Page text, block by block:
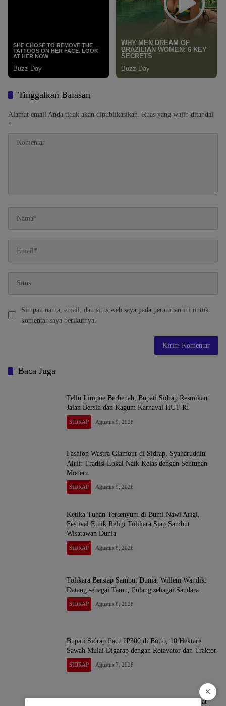
Tinggalkan Balasan
Alamat email Anda tidak akan dipublikasikan.
Ruas yang wajib ditandai
*
Simpan nama, email, dan situs web saya pada peramban ini untuk
komentar saya berikutnya.
Baca Juga
Tellu Limpoe Berbenah, Bupati Sidrap Resmikan
Jalan Bersih dan Kagum Karnaval HUT RI
SIDRAP Agustus 9, 2026
Fashion Wastra Glamour di Sidrap, Syaharuddin
Alrif: Tradisi Lokal Naik Kelas dengan Sentuhan
Modern
SIDRAP Agustus 9, 2026
Ketika Tuhan Tersenyum di Bumi Nawi Arigi,
Festival Etnik Religi Tolikara Siap Sambut
Wisatawan Dunia
SIDRAP Agustus 8, 2026
Tolikara Bersiap Sambut Dunia, Willem Wandik:
Datang sebagai Tamu, Pulang sebagai Saudara
SIDRAP Agustus 8, 2026
Bupati Sidrap Pacu IP300 di Botto, 10 Hektare
Sawah Mulai Digarap dengan Rotavator dan Traktor
SIDRAP Agustus 7, 2026
Kapolres Sidrap Sambangi Rektor UMS, Perkuat
×